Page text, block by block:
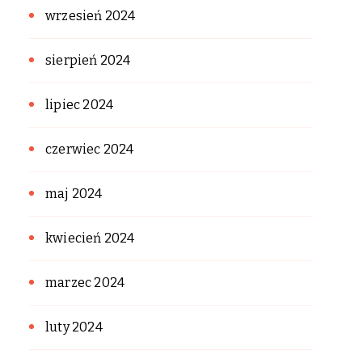
wrzesień 2024
sierpień 2024
lipiec 2024
czerwiec 2024
maj 2024
kwiecień 2024
marzec 2024
luty 2024